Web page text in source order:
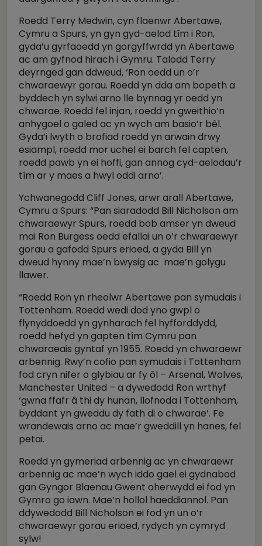
Roedd Terry Medwin, cyn flaenwr Abertawe,
Cymru a Spurs, yn gyn gyd-aelod tîm i Ron,
gyda’u gyrfaoedd yn gorgyffwrdd yn Abertawe
ac am gyfnod hirach i Gymru. Talodd Terry
deyrnged gan ddweud, ‘Ron oedd un o’r
chwaraewyr gorau. Roedd yn dda am bopeth a
byddech yn sylwi arno lle bynnag yr oedd yn
chwarae. Roedd fel injan, roedd yn gweithio’n
anhygoel o galed ac yn wych am basio’r bêl.
Gyda’i lwyth o brofiad roedd yn arwain drwy
esiampl, roedd mor uchel ei barch fel capten,
roedd pawb yn ei hoffi, gan annog cyd-aelodau’r
tîm ar y maes a hwyl oddi arno’.
Ychwanegodd Cliff Jones, arwr arall Abertawe,
Cymru a Spurs: “Pan siaradodd Bill Nicholson am
chwaraewyr Spurs, roedd bob amser yn dweud
mai Ron Burgess oedd efallai un o’r chwaraewyr
gorau a gafodd Spurs erioed, a gyda Bill yn
dweud hynny mae’n bwysig ac mae’n golygu
llawer.
“Roedd Ron yn rheolwr Abertawe pan symudais i
Tottenham. Roedd wedi dod yno gwpl o
flynyddoedd yn gynharach fel hyfforddydd,
roedd hefyd yn gapten tîm Cymru pan
chwaraeais gyntaf yn 1955. Roedd yn chwaraewr
arbennig. Rwy’n cofio pan symudais i Tottenham
fod cryn nifer o glybiau ar fy ôl – Arsenal, Wolves,
Manchester United – a dywedodd Ron wrthyf
‘gwna ffafr â thi dy hunan, llofnoda i Tottenham,
byddant yn gweddu dy fath di o chwarae’. Fe
wrandewais arno ac mae’r gweddill yn hanes, fel
petai.
Roedd yn gymeriad arbennig ac yn chwaraewr
arbennig ac mae’n wych iddo gael ei gydnabod
gan Gyngor Blaenau Gwent oherwydd ei fod yn
Gymro go iawn. Mae’n hollol haeddiannol. Pan
ddywedodd Bill Nicholson ei fod yn un o’r
chwaraewyr gorau erioed, rydych yn cymryd
sylw!